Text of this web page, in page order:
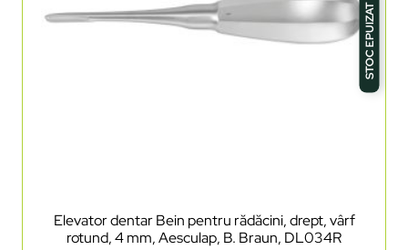
STOC EPUIZAT
Elevator dentar Bein pentru rădăcini, drept, vârf
rotund, 4 mm, Aesculap, B. Braun, DL034R